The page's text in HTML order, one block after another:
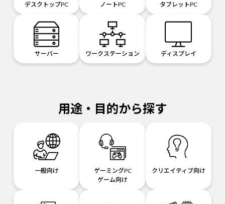
デスクトップPC ノートPC タブレットPC
サーバー ワークステーション ディスプレイ
用途・目的から探す
一般向け
ゲーミングPC
ゲーム向け
クリエイティブ向け